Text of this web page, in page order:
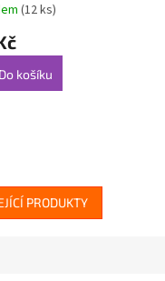
(12 ks)
Do košíku
PRODUKTY